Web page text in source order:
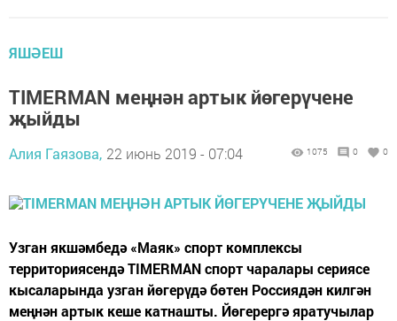
ЯШӘЕШ
TIMERMAN меңнән артык йөгерүчене
җыйды
Алия Гаязова, 22 июнь 2019 - 07:04 1075 0 0
Узган якшәмбедә «Маяк» спорт комплексы
территориясендә TIMERMAN спорт чаралары сериясе
кысаларында узган йөгерүдә бөтен Россиядән килгән
меңнән артык кеше катнашты. Йөгерергә яратучылар